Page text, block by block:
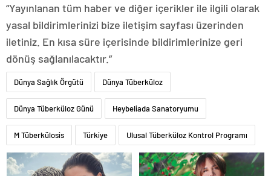
“Yayınlanan tüm haber ve diğer içerikler ile ilgili olarak
yasal bildirimlerinizi bize iletişim sayfası üzerinden
iletiniz. En kısa süre içerisinde bildirimlerinize geri
dönüş sağlanılacaktır.”
Dünya Sağlık Örgütü Dünya Tüberküloz
Dünya Tüberküloz Günü Heybeliada Sanatoryumu
M Tüberkülosis Türkiye Ulusal Tüberküloz Kontrol Programı